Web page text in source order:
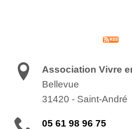
Association Vivre
Bellevue
31420 - Saint-André
05 61 98 96 75